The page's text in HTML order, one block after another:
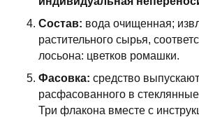
Состав: вода очищенная;
растительного сырья,
лосьона: цветков ромашки.
Фасовка: средство
расфасованного в
Три флакона вместе с